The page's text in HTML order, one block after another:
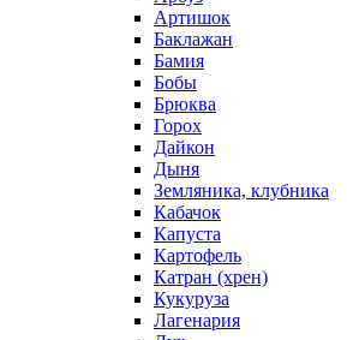
Артишок
Баклажан
Бамия
Бобы
Брюква
Горох
Дайкон
Дыня
Земляника, клубника
Кабачок
Капуста
Картофель
Катран (хрен)
Кукуруза
Лагенария